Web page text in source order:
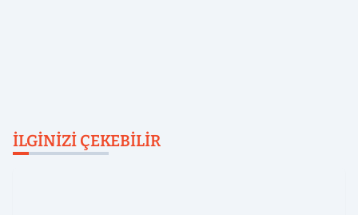
İLGINIZI ÇEKEBILIR